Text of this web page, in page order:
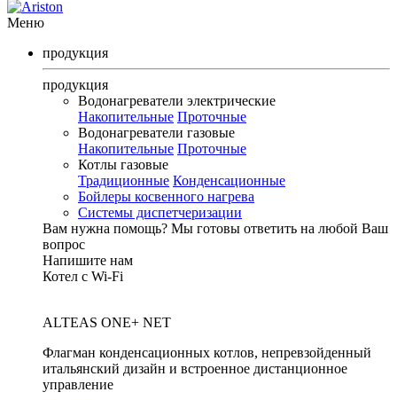
Меню
продукция
продукция
Водонагреватели электрические
Накопительные Проточные
Водонагреватели газовые
Накопительные Проточные
Котлы газовые
Традиционные Конденсационные
Бойлеры косвенного нагрева
Системы диспетчеризации
Вам нужна помощь? Мы готовы ответить на любой Ваш
вопрос
Напишите нам
Котел с Wi-Fi
ALTEAS ONE+ NET
Флагман конденсационных котлов, непревзойденный
итальянский дизайн и встроенное дистанционное
управление